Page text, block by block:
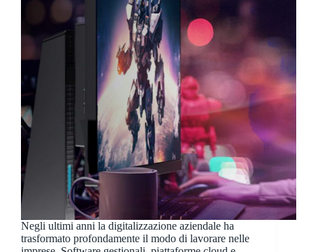
Negli ultimi anni la digitalizzazione aziendale ha
trasformato profondamente il modo di lavorare nelle